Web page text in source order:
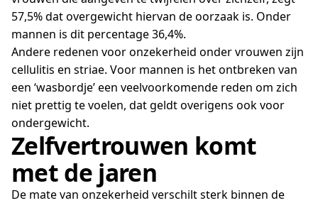
57,5% dat overgewicht hiervan de oorzaak is. Onder
mannen is dit percentage 36,4%.
Andere redenen voor onzekerheid onder vrouwen zijn
cellulitis en striae. Voor mannen is het ontbreken van
een ‘wasbordje’ een veelvoorkomende reden om zich
niet prettig te voelen, dat geldt overigens ook voor
ondergewicht.
Zelfvertrouwen komt
met de jaren
De mate van onzekerheid verschilt sterk binnen de